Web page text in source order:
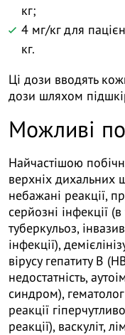
кг;
4 мг/кг для
кг.
Ці дози вводять
дози шляхом
Можливі
Найчастішою
верхніх дихальних
небажані реакції,
серйозні інфекції
туберкульоз,
інфекції),
вірусу гепатиту В
недостатність,
синдром),
реакції
реакції), васкуліт,